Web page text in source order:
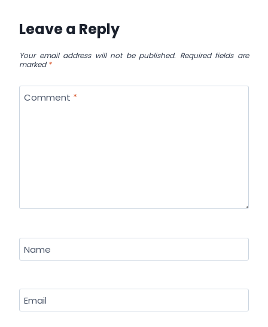
Leave a Reply
Your email address will not be published. Required fields are
marked*
Comment *
Name
Email